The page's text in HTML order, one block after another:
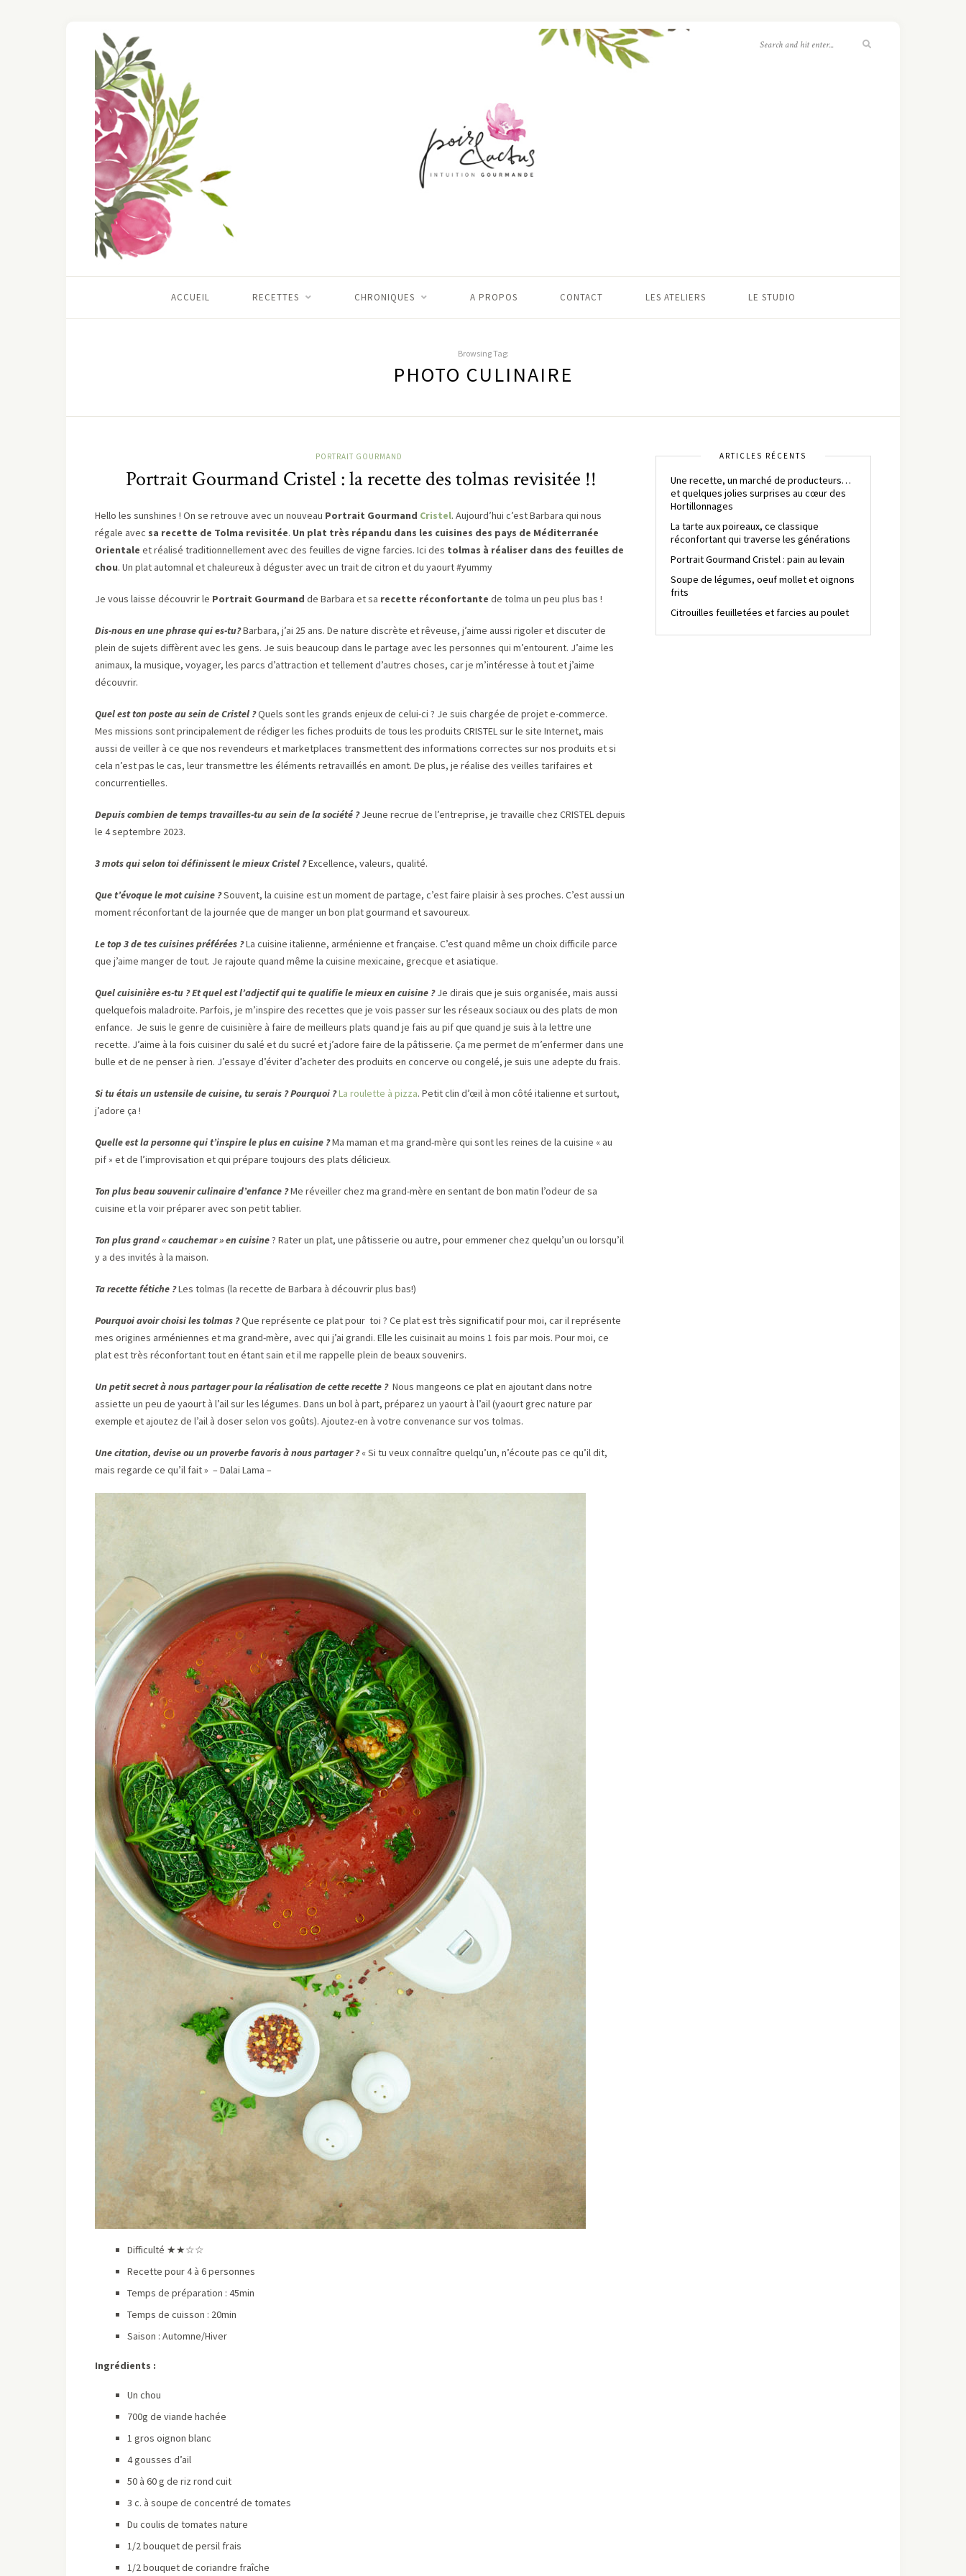
ACCUEIL RECETTES CHRONIQUES A PROPOS CONTACT LES ATELIERS LE STUDIO
Browsing Tag:
PHOTO CULINAIRE
PORTRAIT GOURMAND
Portrait Gourmand Cristel : la recette des tolmas revisitée !!
Hello les sunshines ! On se retrouve avec un nouveau Portrait Gourmand Cristel. Aujourd’hui c’est Barbara qui nous
régale avec sa recette de Tolma revisitée. Un plat très répandu dans les cuisines des pays de Méditerranée
Orientale et réalisé traditionnellement avec des feuilles de vigne farcies. Ici des tolmas à réaliser dans des feuilles de
chou. Un plat automnal et chaleureux à déguster avec un trait de citron et du yaourt #yummy
Je vous laisse découvrir le Portrait Gourmand de Barbara et sa recette réconfortante de tolma un peu plus bas !
Dis-nous en une phrase qui es-tu?Barbara, j’ai 25 ans. De nature discrète et rêveuse, j’aime aussi rigoler et discuter de
plein de sujets diffèrent avec les gens. Je suis beaucoup dans le partage avec les personnes qui m’entourent. J’aime les
animaux, la musique, voyager, les parcs d’attraction et tellement d’autres choses, car je m’intéresse à tout et j’aime
découvrir.
Quel est ton poste au sein de Cristel ?Quels sont les grands enjeux de celui-ci ? Je suis chargée de projet e-commerce.
Mes missions sont principalement de rédiger les fiches produits de tous les produits CRISTEL sur le site Internet, mais
aussi de veiller à ce que nos revendeurs et marketplaces transmettent des informations correctes sur nos produits et si
cela n’est pas le cas, leur transmettre les éléments retravaillés en amont. De plus, je réalise des veilles tarifaires et
concurrentielles.
Depuis combien de temps travailles-tu au sein de la société ?Jeune recrue de l’entreprise, je travaille chez CRISTEL depuis
le 4 septembre 2023.
3 mots qui selon toi définissent le mieux Cristel ?Excellence, valeurs, qualité.
Que t’évoque le mot cuisine ?Souvent, la cuisine est un moment de partage, c’est faire plaisir à ses proches. C’est aussi un
moment réconfortant de la journée que de manger un bon plat gourmand et savoureux.
Le top 3 de tes cuisines préférées ?La cuisine italienne, arménienne et française. C’est quand même un choix difficile parce
que j’aime manger de tout. Je rajoute quand même la cuisine mexicaine, grecque et asiatique.
Quel cuisinière es-tu ? Et quel est l’adjectif qui te qualifie le mieux en cuisine ?Je dirais que je suis organisée, mais aussi
quelquefois maladroite. Parfois, je m’inspire des recettes que je vois passer sur les réseaux sociaux ou des plats de mon
enfance. Je suis le genre de cuisinière à faire de meilleurs plats quand je fais au pif que quand je suis à la lettre une
recette. J’aime à la fois cuisiner du salé et du sucré et j’adore faire de la pâtisserie. Ça me permet de m’enfermer dans une
bulle et de ne penser à rien. J’essaye d’éviter d’acheter des produits en concerve ou congelé, je suis une adepte du frais.
Si tu étais un ustensile de cuisine, tu serais ? Pourquoi ?La roulette à pizza. Petit clin d’œil à mon côté italienne et surtout,
j’adore ça !
Quelle est la personne qui t’inspire le plus en cuisine ?Ma maman et ma grand-mère qui sont les reines de la cuisine « au
pif » et de l’improvisation et qui prépare toujours des plats délicieux.
Ton plus beau souvenir culinaire d’enfance ?Me réveiller chez ma grand-mère en sentant de bon matin l’odeur de sa
cuisine et la voir préparer avec son petit tablier.
Ton plus grand « cauchemar » en cuisine? Rater un plat, une pâtisserie ou autre, pour emmener chez quelqu’un ou lorsqu’il
y a des invités à la maison.
Ta recette fétiche ?Les tolmas (la recette de Barbara à découvrir plus bas!)
Pourquoi avoir choisi les tolmas ?Que représente ce plat pour toi ? Ce plat est très significatif pour moi, car il représente
mes origines arméniennes et ma grand-mère, avec qui j’ai grandi. Elle les cuisinait au moins 1 fois par mois. Pour moi, ce
plat est très réconfortant tout en étant sain et il me rappelle plein de beaux souvenirs.
Un petit secret à nous partager pour la réalisation de cette recette ?Nous mangeons ce plat en ajoutant dans notre
assiette un peu de yaourt à l’ail sur les légumes. Dans un bol à part, préparez un yaourt à l’ail (yaourt grec nature par
exemple et ajoutez de l’ail à doser selon vos goûts). Ajoutez-en à votre convenance sur vos tolmas.
Une citation, devise ou un proverbe favoris à nous partager ?« Si tu veux connaître quelqu’un, n’écoute pas ce qu’il dit,
mais regarde ce qu’il fait » – Dalai Lama –
Difficulté ★★☆☆
Recette pour 4 à 6 personnes
Temps de préparation : 45min
Temps de cuisson : 20min
Saison : Automne/Hiver
Ingrédients :
Un chou
700g de viande hachée
1 gros oignon blanc
4 gousses d’ail
50 à 60 g de riz rond cuit
3 c. à soupe de concentré de tomates
Du coulis de tomates nature
1/2 bouquet de persil frais
1/2 bouquet de coriandre fraîche
ARTICLES RÉCENTS
Une recette, un marché de producteurs…
et quelques jolies surprises au cœur des
Hortillonnages
La tarte aux poireaux, ce classique
réconfortant qui traverse les générations
Portrait Gourmand Cristel : pain au levain
Soupe de légumes, oeuf mollet et oignons
frits
Citrouilles feuilletées et farcies au poulet